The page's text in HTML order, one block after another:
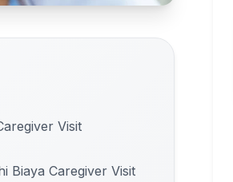
Visit
Biaya Caregiver Visit